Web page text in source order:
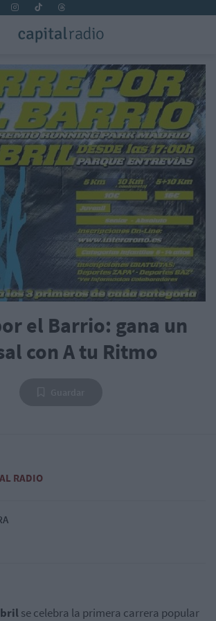
el Barrio: gana un
con A tu Ritmo
RADIO
se celebra la primera carrera popular